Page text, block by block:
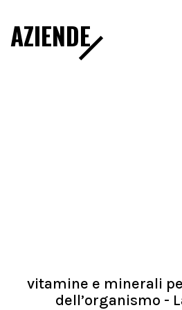
AZIENDE
vitamine e minerali
dell’organismo -